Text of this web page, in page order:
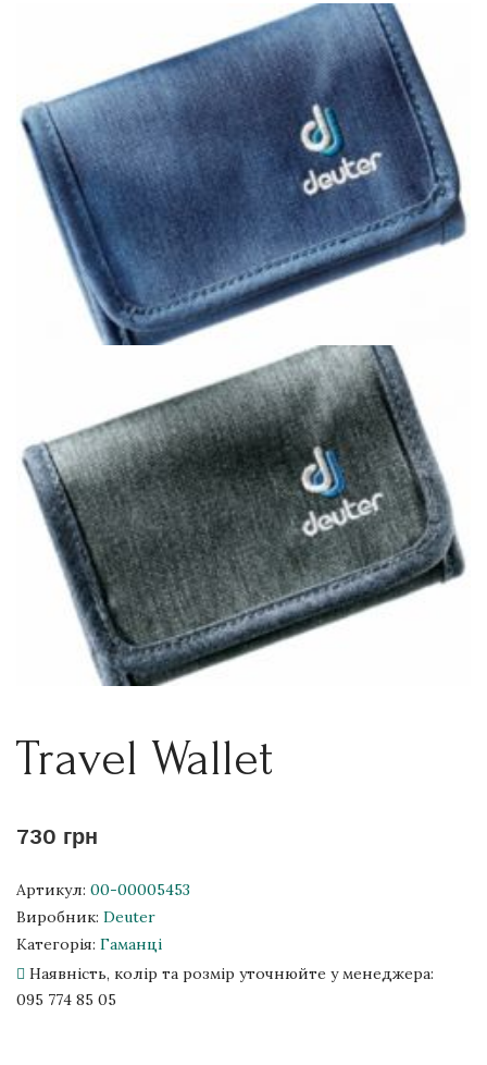
Travel Wallet
730 грн
Артикул: 00-00005453
Виробник: Deuter
Категорія: Гаманці
Наявність, колір та розмір уточнюйте у менеджера:
095 774 85 05